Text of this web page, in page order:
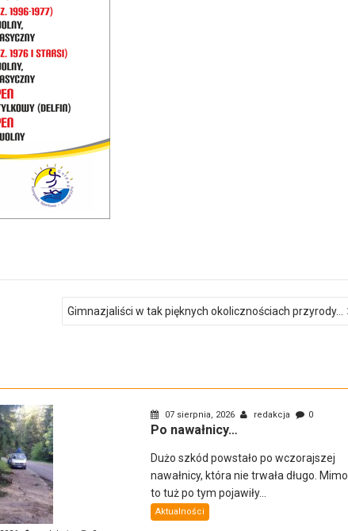
Gimnazjaliści w tak pięknych okolicznościach przyrody…
07 sierpnia, 2026 redakcja 0
Po nawałnicy…
Dużo szkód powstało po wczorajszej
nawałnicy, która nie trwała długo. Mimo
to tuż po tym pojawiły...
Aktualności